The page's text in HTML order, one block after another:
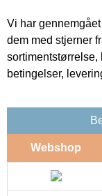
Vi har
dem med stjerner
sortimentstørrelse,
betingelser,
Webshop